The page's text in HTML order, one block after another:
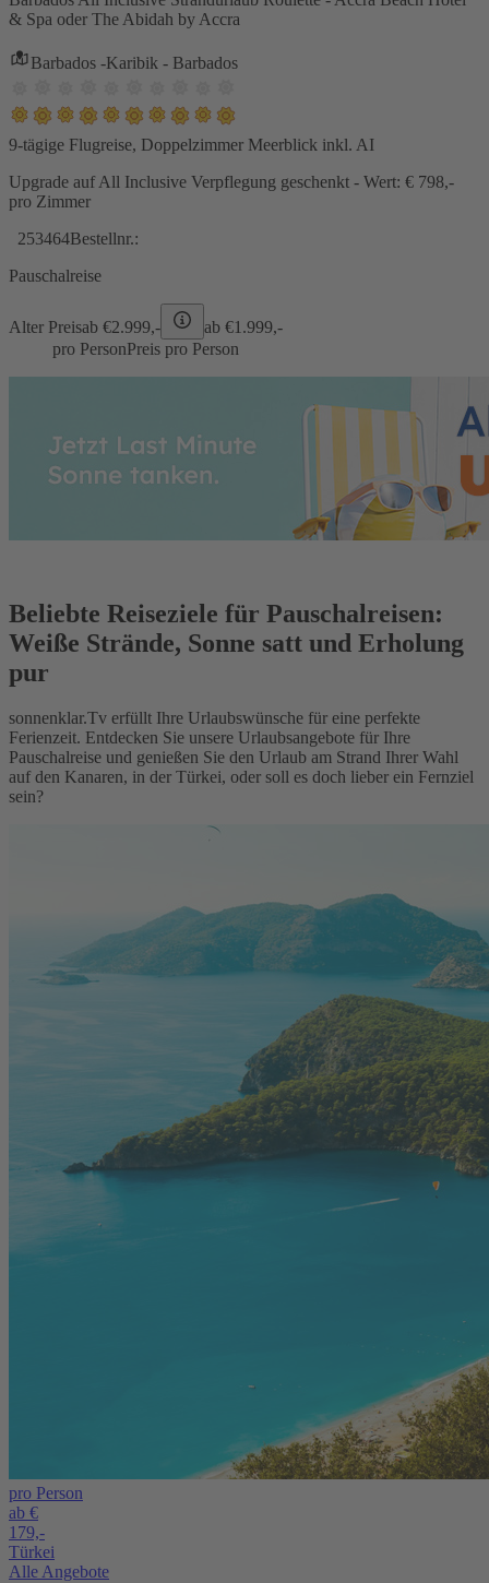
& Spa oder The Abidah by Accra
Barbados -Karibik - Barbados
9-tägige Flugreise, Doppelzimmer Meerblick inkl. AI
Upgrade auf All Inclusive Verpflegung geschenkt - Wert: € 798,-
pro Zimmer
253464Bestellnr.:
Pauschalreise
Alter Preisab €2.999,- ab €1.999,-
pro PersonPreis pro Person
Beliebte Reiseziele für Pauschalreisen:
Weiße Strände, Sonne satt und Erholung
pur
sonnenklar.Tv erfüllt Ihre Urlaubswünsche für eine perfekte
Ferienzeit. Entdecken Sie unsere Urlaubsangebote für Ihre
Pauschalreise und genießen Sie den Urlaub am Strand Ihrer Wahl
auf den Kanaren, in der Türkei, oder soll es doch lieber ein Fernziel
sein?
pro Person
ab €
179,-
Türkei
Alle Angebote